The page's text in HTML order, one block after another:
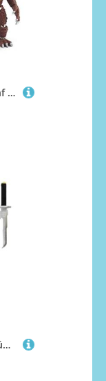
Jiumaocleu FNAF Figuren Fünf Nachtspiel Nightmare Foxy Bonnie Fazbear Chica Actionfiguren bewegliche Gelenke und austauschbare Maske Ornamente für Geschenk 18 cm, Typ 5
Fushiguro Toji Cosplay Kostüm | Toji Fushiguro Kostüm Komplettes Set Halloween Weihnachten Karneval Party Dress Up Anzug JJK Kleidung Merch